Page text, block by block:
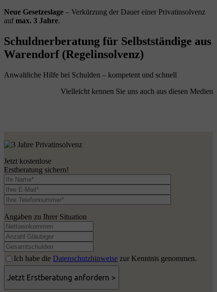
Neue Gesetzeslage – Verkürzung der Dauer einer Privatinsolvenz
aufmax. 3 Jahre.
Schuldnerberatung für Selbstständige aus
Warendorf (Regelinsolvenz)
Anwaltliche Hilfe bei Schulden – kompetent und schnell
Vielleicht kennen Sie uns auch aus diesen Medien
Jetzt kostenlose
Erstberatung sichern!
Angaben zu Ihrer Situation
Ich habe die Datenschutzhinweise zur Kenntnis genommen.